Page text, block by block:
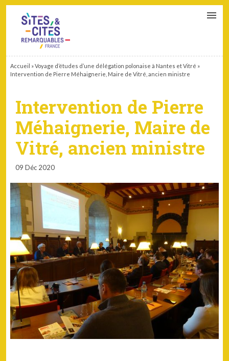
Accueil »Voyage d’études d’une délégation polonaise à Nantes et Vitré »
Intervention de Pierre Méhaignerie, Maire de Vitré, ancien ministre
Intervention de Pierre
Méhaignerie, Maire de
Vitré, ancien ministre
09 Déc 2020